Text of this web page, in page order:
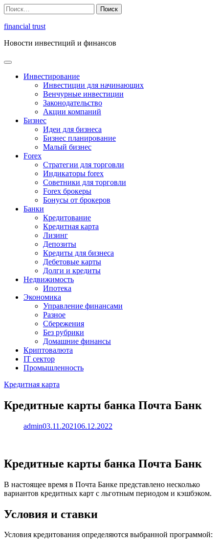
Перейти
к
содержимому
Найти:
financial trust
Новости инвестиций и финансов
Инвестирование
Инвестиции для начинающих
Венчурные инвестиции
Законодательство
Акции компаний
Бизнес
Идеи для бизнеса
Бизнес планирование
Малый бизнес
Forex
Стратегии для торговли
Индикаторы forex
Советники для торговли
Forex брокеры
Бонусы от брокеров
Банки
Кредитование
Кредитная карта
Лизинг
Депозиты
Кредиты для бизнеса
Дебетовые карты
Долги и кредиты
Недвижимость
Ипотека
Экономика
Управление финансами
Разное
Сбережения
Без рубрики
Домашние финансы
Криптовалюта
IT сектор
Промышленность
Кредитная карта
Кредитные карты банка Почта Банк
admin03.11.202106.12.2022
Кредитные карты банка Почта Банк
В настоящее время в Почта Банке представлено несколько
вариантов кредитных карт с льготным периодом и кэшбэком.
Условия и ставки
Условия кредитования определяются выбранной программой: